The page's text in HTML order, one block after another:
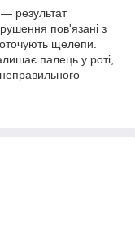
― результат
пов'язані з
щелепи.
палець у роті,
Все дело в
именно то
летнего возраста,